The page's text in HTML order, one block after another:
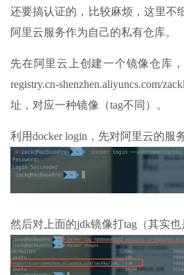
还要搞认证的，比较麻烦，这里不
阿里云服务作为自己的私有仓库。
先在阿里云上创建一个镜像仓库
registry.cn-shenzhen.aliyuncs.com/
址，对应一种镜像（tag不同）。
利用docker login，先对阿里云的服
然后对上面的jdk镜像打tag（其实也